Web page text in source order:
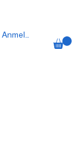
Anmelden